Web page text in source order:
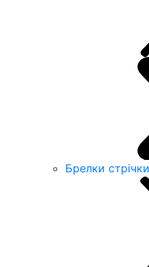
Брелки